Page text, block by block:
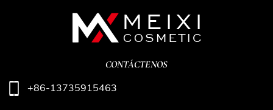
CONTÁCTENOS
+86-13735915463